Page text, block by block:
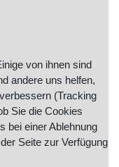
von ihnen sind
andere uns helfen,
(Tracking
Sie die Cookies
bei einer Ablehnung
Seite zur Verfügung